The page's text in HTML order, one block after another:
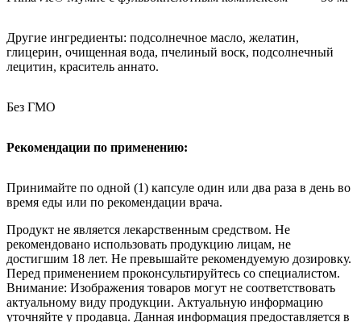
Другие ингредиенты: подсолнечное масло, желатин,
глицерин, очищенная вода, пчелиный воск, подсолнечный
лецитин, краситель аннато.
Без ГМО
Рекомендации по применению:
Принимайте по одной (1) капсуле один или два раза в день во
время еды или по рекомендации врача.
Продукт не является лекарственным средством. Не
рекомендовано использовать продукцию лицам, не
достигшим 18 лет. Не превышайте рекомендуемую дозировку.
Перед применением проконсультируйтесь со специалистом.
Внимание: Изображения товаров могут не соответствовать
актуальному виду продукции. Актуальную информацию
уточняйте у продавца. Данная информация предоставляется в